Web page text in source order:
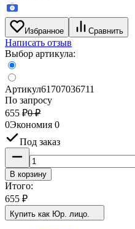
Избранное Сравнить
Написать отзыв
Выбор артикула:
Артикул61707036711
По запросу
655 ₽0 ₽
0Экономия 0
Под заказ
В корзину
Итого:
655 ₽
Купить как Юр. лицо.